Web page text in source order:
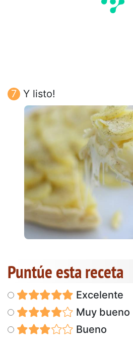
Y listo!
Puntúe esta receta
Excelente
Muy bueno
Bueno